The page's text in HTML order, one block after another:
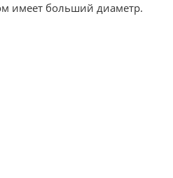
имеет больший диаметр.